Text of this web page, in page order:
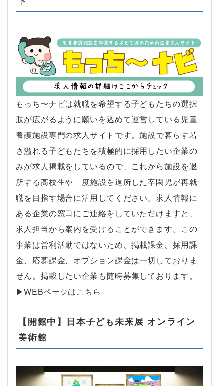
もっち〜ナビは就職を希望する子どもたちの選択
肢が広がるように願いを込めて運営している児童
養護施設専門の求人サイトです。施設で暮らす若
さ溢れる子どもたちを積極的に採用したい企業の
みが求人掲載をしているので、これから施設を退
所する高校生や一度施設を退所した卒園児が再就
職を目指す場合に活用してください。求人情報に
ある企業の窓口にご連絡をしていただけますと、
求人担当から案内を受けることができます。この
事業は営利活動ではないため、掲載課金、採用課
金、応募課金、オプション課金は一切しておりま
せん。掲載したい企業も随時募集しております。
▶︎WEBページはこちら
【開館中】日本子ども未来展 オンライン
美術館